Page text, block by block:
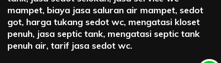
mampet, biaya jasa saluran air mampet, sedot
got, harga tukang sedot wc, mengatasi kloset
penuh, jasa septic tank, mengatasi septic tank
penuh air, tarif jasa sedot wc.